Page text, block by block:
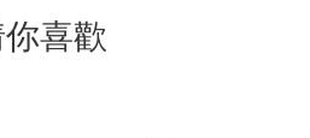
喜歡